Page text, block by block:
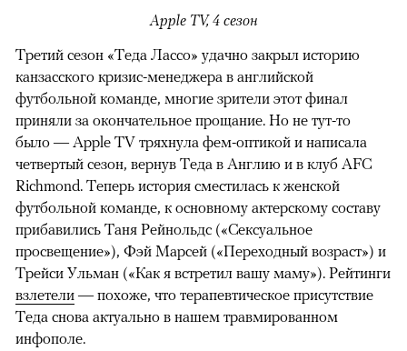
Apple TV, 4 сезон
00:00 / 00:00
Третий сезон «Теда Лассо» удачно закрыл историю
канзасского кризис-менеджера в английской
футбольной команде, многие зрители этот финал
приняли за окончательное прощание. Но не тут-то
было — Apple TV тряхнула фем-оптикой и написала
четвертый сезон, вернув Теда в Англию и в клуб AFC
Richmond. Теперь история сместилась к женской
футбольной команде, к основному актерскому составу
прибавились Таня Рейнольдс («Сексуальное
просвещение»), Фэй Марсей («Переходный возраст») и
Трейси Ульман («Как я встретил вашу маму»). Рейтинги
взлетели — похоже, что терапевтическое присутствие
Теда снова актуально в нашем травмированном
инфополе.